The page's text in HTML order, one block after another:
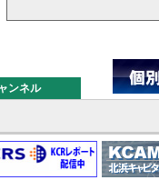
ンネル